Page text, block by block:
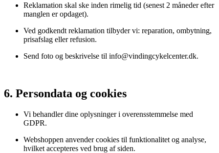
Reklamation skal ske inden rimelig tid (senest 2 måneder efter
manglen er opdaget).
Ved godkendt reklamation tilbyder vi: reparation, ombytning,
prisafslag eller refusion.
Send foto og beskrivelse til info@vindingcykelcenter.dk.
6. Persondata og cookies
Vi behandler dine oplysninger i overensstemmelse med
GDPR.
Webshoppen anvender cookies til funktionalitet og analyse,
hvilket accepteres ved brug af siden.